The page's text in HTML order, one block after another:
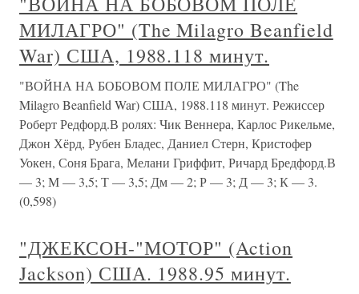
МИЛАГРО" (The Milagro Beanfield
War) США, 1988.118 минут.
"ВОЙНА НА БОБОВОМ ПОЛЕ МИЛАГРО" (The
Milagro Beanfield War) США, 1988.118 минут. Режиссер
Роберт Редфорд.В ролях: Чик Веннера, Карлос Рикельме,
Джон Хёрд, Рубен Бладес, Даниел Стерн, Кристофер
Уокен, Соня Брага, Мелани Гриффит, Ричард Бредфорд.В
— 3; М — 3,5; Т — 3,5; Дм — 2; Р — 3; Д — 3; К — 3.
(0,598)
"ДЖЕКСОН-"МОТОР" (Action
Jackson) США. 1988.95 минут.